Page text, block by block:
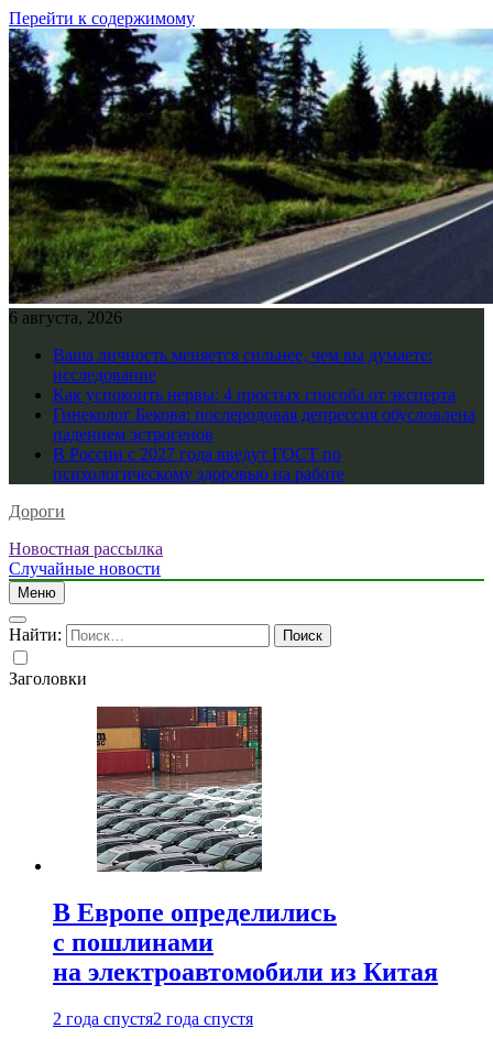
Перейти к содержимому
6 августа, 2026
Ваша личность меняется сильнее, чем вы думаете:
исследование
Как успокоить нервы: 4 простых способа от эксперта
Гинеколог Бекова: послеродовая депрессия обусловлена
падением эстрогенов
В России с 2027 года введут ГОСТ по
психологическому здоровью на работе
Дороги
Новостная рассылка
Случайные новости
Меню
Найти:
Заголовки
В Европе определились
с пошлинами
на электроавтомобили из Китая
2 года спустя2 года спустя